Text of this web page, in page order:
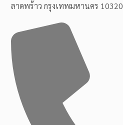
ลาดพร้าว กรุงเทพมหานคร 10320